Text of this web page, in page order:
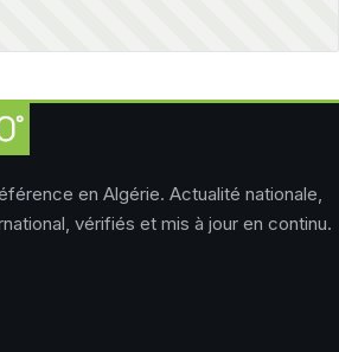
en Algérie. Actualité nationale,
vérifiés et mis à jour en continu.